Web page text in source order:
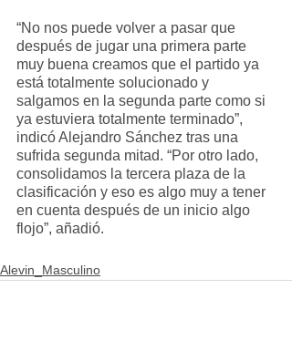
“No nos puede volver a pasar que
después de jugar una primera parte
muy buena creamos que el partido ya
está totalmente solucionado y
salgamos en la segunda parte como si
ya estuviera totalmente terminado”,
indicó Alejandro Sánchez tras una
sufrida segunda mitad. “Por otro lado,
consolidamos la tercera plaza de la
clasificación y eso es algo muy a tener
en cuenta después de un inicio algo
flojo”, añadió.
Alevin_Masculino